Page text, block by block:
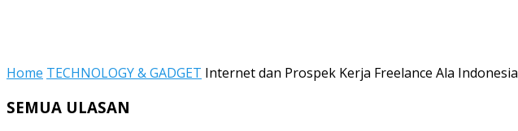
Home TECHNOLOGY & GADGET Internet dan Prospek Kerja Freelance Ala Indonesia
SEMUA ULASAN